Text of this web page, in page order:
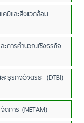
มีและสิ่งแวดล้อม
การคำนวณเชิงธุรกิจ
ธุรกิจอัจฉริยะ (DTBI)
ดการ (METAM)